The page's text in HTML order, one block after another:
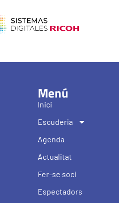
Menú
Inici
Escuderia
Agenda
Actualitat
Fer-se soci
Espectadors